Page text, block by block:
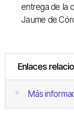
entrega de la
Jaume de
Enlaces
Más